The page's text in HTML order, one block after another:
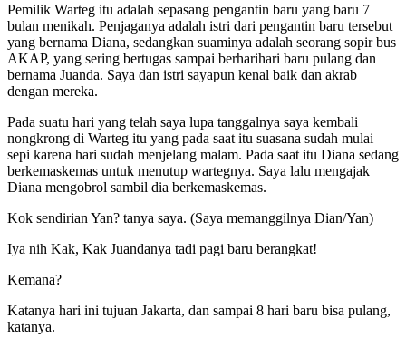
Pemilik Warteg itu adalah sepasang pengantin baru yang baru 7
bulan menikah. Penjaganya adalah istri dari pengantin baru tersebut
yang bernama Diana, sedangkan suaminya adalah seorang sopir bus
AKAP, yang sering bertugas sampai berharihari baru pulang dan
bernama Juanda. Saya dan istri sayapun kenal baik dan akrab
dengan mereka.
Pada suatu hari yang telah saya lupa tanggalnya saya kembali
nongkrong di Warteg itu yang pada saat itu suasana sudah mulai
sepi karena hari sudah menjelang malam. Pada saat itu Diana sedang
berkemaskemas untuk menutup wartegnya. Saya lalu mengajak
Diana mengobrol sambil dia berkemaskemas.
Kok sendirian Yan? tanya saya. (Saya memanggilnya Dian/Yan)
Iya nih Kak, Kak Juandanya tadi pagi baru berangkat!
Kemana?
Katanya hari ini tujuan Jakarta, dan sampai 8 hari baru bisa pulang,
katanya.